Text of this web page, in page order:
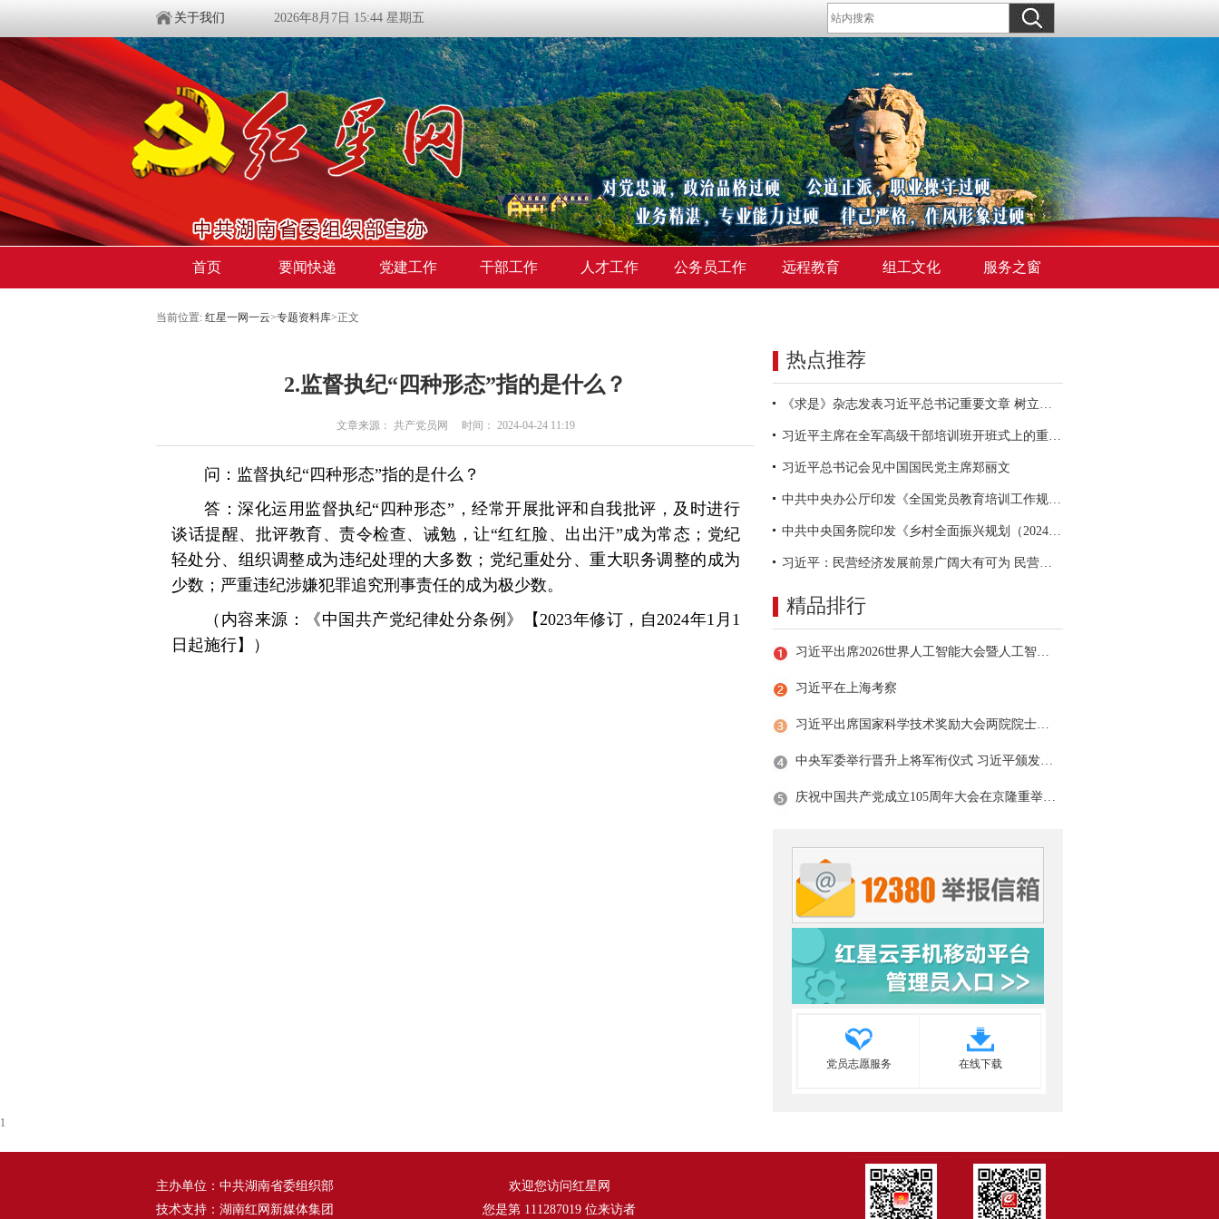
关于我们 2026年8月7日 15:44 星期五
首页 要闻快递 党建工作 干部工作 人才工作 公务员工作 远程教育 组工文化 服务之窗
当前位置: 红星一网一云>专题资料库>正文
2.监督执纪“四种形态”指的是什么？
文章来源： 共产党员网 时间： 2024-04-24 11:19
问：监督执纪“四种形态”指的是什么？
答：深化运用监督执纪“四种形态”，经常开展批评和自我批评，及时进行
谈话提醒、批评教育、责令检查、诫勉，让“红红脸、出出汗”成为常态；党纪
轻处分、组织调整成为违纪处理的大多数；党纪重处分、重大职务调整的成为
少数；严重违纪涉嫌犯罪追究刑事责任的成为极少数。
（内容来源：《中国共产党纪律处分条例》【2023年修订，自2024年1月1
日起施行】）
热点推荐
《求是》杂志发表习近平总书记重要文章 树立和践行正确政绩观
习近平主席在全军高级干部培训班开班式上的重要讲话引领全军开展思想整风、深化政治整训
习近平总书记会见中国国民党主席郑丽文
中共中央办公厅印发《全国党员教育培训工作规划（2024－2028年）》
中共中央国务院印发《乡村全面振兴规划（2024—2027年）》
习近平：民营经济发展前景广阔大有可为 民营企业和民营企业家大显身手正当其时
精品排行
习近平出席2026世界人工智能大会暨人工智能全球治理高级别会议开幕式并发表主旨讲话
习近平在上海考察
习近平出席国家科学技术奖励大会两院院士大会中国科协第十一次全国代表大会并发表重要讲话
中央军委举行晋升上将军衔仪式 习近平颁发命令状并向晋衔的军官表示祝贺
庆祝中国共产党成立105周年大会在京隆重举行 习近平发表重要讲话
党员志愿服务 在线下载
1
主办单位：中共湖南省委组织部
技术支持：湖南红网新媒体集团
欢迎您访问红星网
您是第 111287019 位来访者